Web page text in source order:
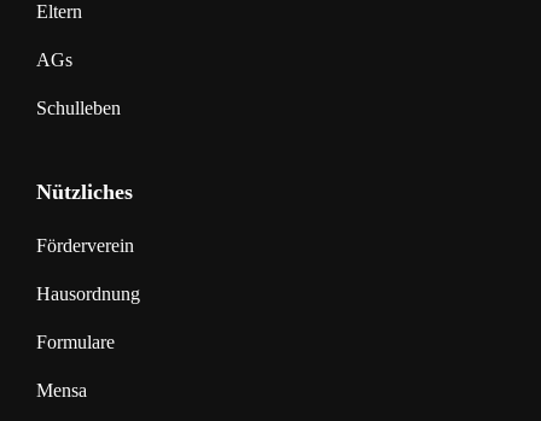
Eltern
AGs
Schulleben
Nützliches
Förderverein
Hausordnung
Formulare
Mensa